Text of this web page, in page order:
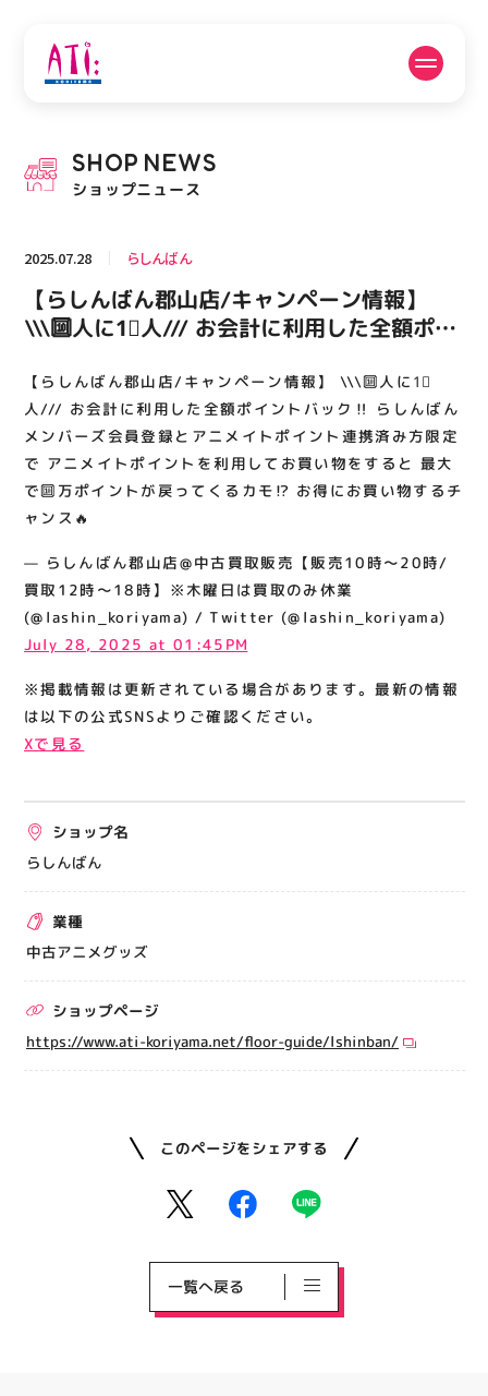
PICK UP NEWS
ピックアップニュース
フロアガイド 営業時間
ACCESS
アクセス・駐車場
RECRUIT
スタッフ募集
関連情報
お問い合わせ
プライバシーポリシー
サイトポリシー
運営会社
出店をご検討の方へ
催事出店募集
アティビジョンについて
SHOP NEWS
ショップニュース
2025.07.28 らしんばん
【らしんばん郡山店/キャンペーン情報】
\\\🔟人に1⃣人/// お会計に利用した全額ポイ
録とアニメイトポイント連携済み方限定で
アニメイトポイントを利用してお買い物をす
ると 最大で🔟万ポイントが戻ってくるカ
モ⁉️ お得にお買い物するチャンス🔥
【らしんばん郡山店/キャンペーン情報】 \\\🔟人に1⃣
人/// お会計に利用した全額ポイントバック‼️ らしんばん
メンバーズ会員登録とアニメイトポイント連携済み方限定
で アニメイトポイントを利用してお買い物をすると 最大
で🔟万ポイントが戻ってくるカモ⁉️ お得にお買い物するチ
ャンス🔥
— らしんばん郡山店@中古買取販売【販売10時～20時/
買取12時～18時】※木曜日は買取のみ休業
(@lashin_koriyama) / Twitter (@lashin_koriyama)
July 28, 2025 at 01:45PM
※掲載情報は更新されている場合があります。最新の情報
は以下の公式SNSよりご確認ください。
Xで見る
ショップ名
らしんばん
業種
中古アニメグッズ
ショップページ
https://www.ati-koriyama.net/floor-guide/lshinban/
このページをシェアする
一覧へ戻る